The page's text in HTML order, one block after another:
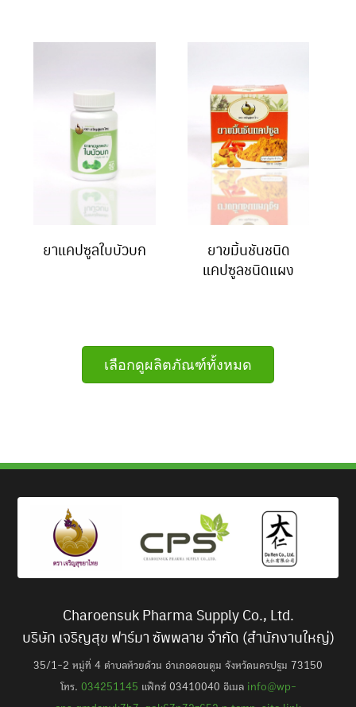
ยาแคปซูลใบบัวบก
ยาขมิ้นชันชนิด
แคปซูลชนิดแผง
เลือกดูผลิตภัณฑ์ทั้งหมด
Charoensuk Pharma Supply Co., Ltd.
บริษัท เจริญสุข ฟาร์มา ซัพพลาย จำกัด (สำนักงานใหญ่)
35/1-2 หมู่ที่ 4 ตำบลห้วยด้วน อำเภอดอนตูม จังหวัดนครปฐม 73150
โทร. 034251145 แฟ็กซ์ 03410040 อีเมล info@wp-